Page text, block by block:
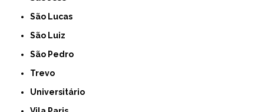
São Lucas
São Luiz
São Pedro
Trevo
Universitário